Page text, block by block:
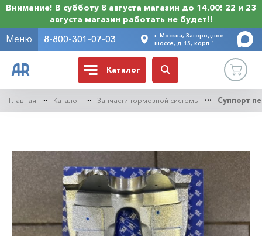
Внимание! В субботу 8 августа магазин до 14.00! 22 и 23
августа магазин работать не будет!!
Меню 8-800-301-07-03
г. Москва, Загородное
шоссе, д.15, корп.1
Каталог
Главная Каталог Запчасти тормозной системы Суппорт